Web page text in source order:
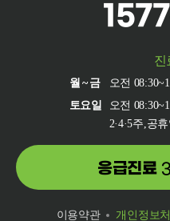
진
월~금 오전
토요일
오전
2·4·5주,공
응급진료
이용약관 개인정보